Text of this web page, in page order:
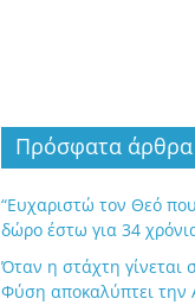
Πρόσφατα άρθρα
“Ευχαριστώ τον Θεό
δώρο έστω για 34
Όταν η στάχτη γίνεται
Φύση αποκαλύπτει την